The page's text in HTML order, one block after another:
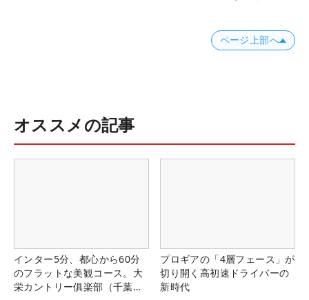
ページ上部へ
オススメの記事
インター5分、都心から60分
のフラットな美観コース。大
栄カントリー俱楽部（千葉
プロギアの「4層フェース」が
切り開く高初速ドライバーの
新時代